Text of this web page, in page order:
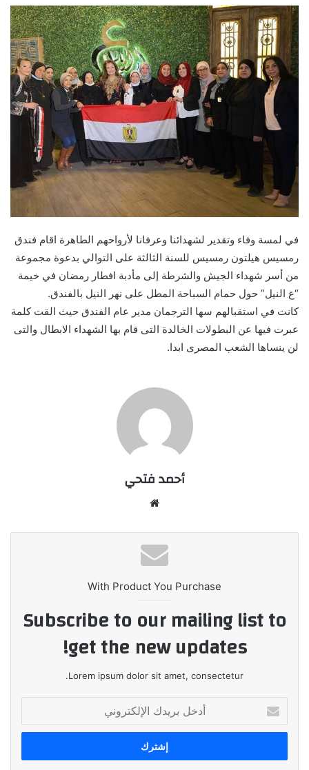
إلكترونيا
في لمسة وفاء وتقدير لشهدائنا وعرفانا لأرواحهم الطاهرة اقام فندق
رمسيس هيلتون رمسيس للسنة الثالثة على التوالي بدعوة مجموعة
من أسر شهداء الجيش والشرطة إلى مأدبة افطار رمضان في خيمة
“ع النيل” حول حمام السباحة المطل على نهر النيل بالفندق.
كانت في استقبالهم سها الترجمان مدير عام الفندق حيث القت كلمة
عبرت فيها عن البطولات الخالدة التى قام بها الشهداء الابطال والتى
لن ينساها الشعب المصرى ابدا.
أحمد فتحي
With Product You Purchase
Subscribe to our mailing list to
get the new updates!
Lorem ipsum dolor sit amet, consectetur.
بريدك
الإلكتروني